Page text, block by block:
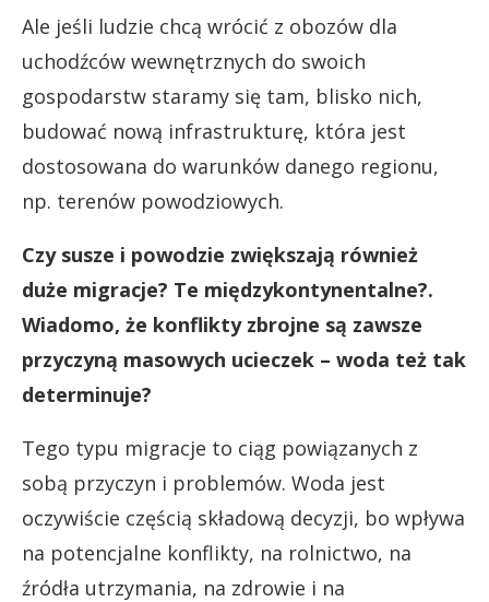
Ale jeśli ludzie chcą wrócić z obozów dla
uchodźców wewnętrznych do swoich
gospodarstw staramy się tam, blisko nich,
budować nową infrastrukturę, która jest
dostosowana do warunków danego regionu,
np. terenów powodziowych.
Czy susze i powodzie zwiększają również
duże migracje? Te międzykontynentalne?.
Wiadomo, że konflikty zbrojne są zawsze
przyczyną masowych ucieczek – woda też tak
determinuje?
Tego typu migracje to ciąg powiązanych z
sobą przyczyn i problemów. Woda jest
oczywiście częścią składową decyzji, bo wpływa
na potencjalne konflikty, na rolnictwo, na
źródła utrzymania, na zdrowie i na